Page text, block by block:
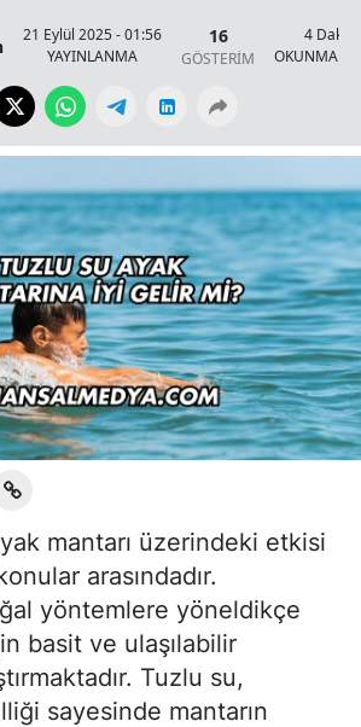
21 Eylül 2025 - 01:56
YAYINLANMA
16
GÖSTERİM
4 Dakika
OKUNMA
mantarı üzerindeki etkisi
arasındadır.
yöntemlere yöneldikçe
basit ve ulaşılabilir
Tuzlu su,
sayesinde mantarın